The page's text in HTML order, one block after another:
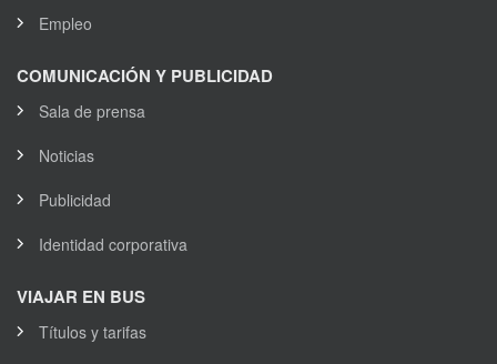
Empleo
COMUNICACIÓN Y PUBLICIDAD
Sala de prensa
Noticias
Publicidad
Identidad corporativa
VIAJAR EN BUS
Títulos y tarifas